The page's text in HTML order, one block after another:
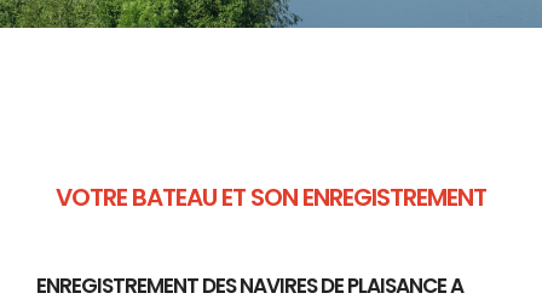
VOTRE BATEAU ET SON ENREGISTREMENT
ENREGISTREMENT DES NAVIRES DE PLAISANCE A